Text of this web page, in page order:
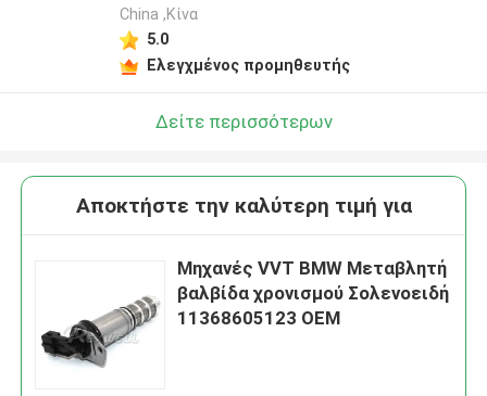
China ,Κίνα
5.0
Ελεγχμένος προμηθευτής
Δείτε περισσότερων
Αποκτήστε την καλύτερη τιμή για
Μηχανές VVT BMW Μεταβλητή
βαλβίδα χρονισμού Σολενοειδή
11368605123 OEM